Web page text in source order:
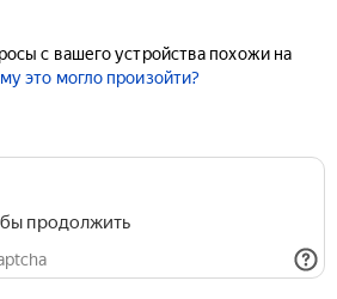
с вашего устройства похожи на
это могло произойти?
продолжить